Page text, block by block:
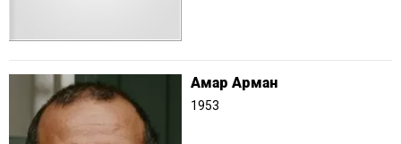
Амар Арман
1953